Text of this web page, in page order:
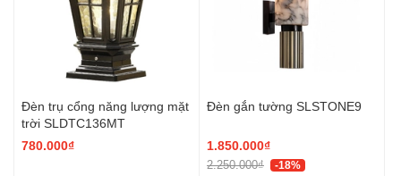
Đèn trụ cổng năng lượng mặt
trời SLDTC136MT
780.000₫
Đèn gắn tường SLSTONE9
1.850.000₫
2.250.000₫ -18%